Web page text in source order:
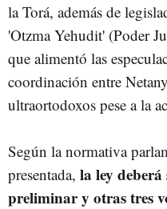
la Torá, además de
'Otzma Yehudit' (Poder
que alimentó las
coordinación entre
ultraortodoxos pese a la
Según la normativa
presentada, la ley
preliminar y otras tres